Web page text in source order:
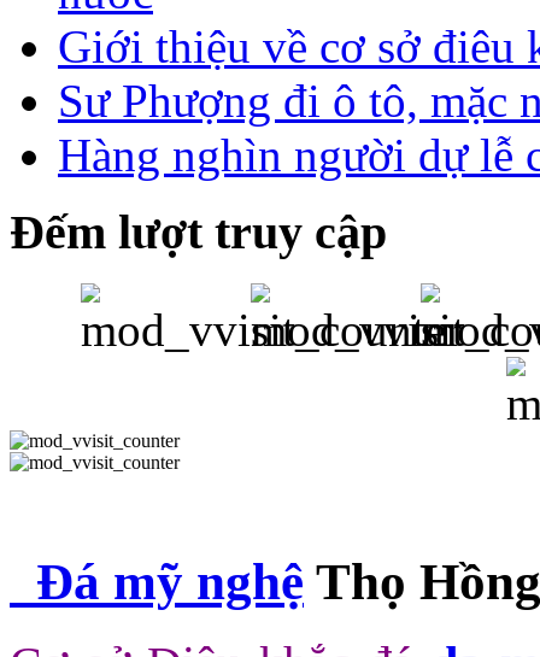
Giới thiệu về cơ sở điêu
Sư Phượng đi ô tô, mặc
Hàng nghìn người dự lễ
Đếm lượt truy cập
Đá mỹ nghệ Thọ Hồng